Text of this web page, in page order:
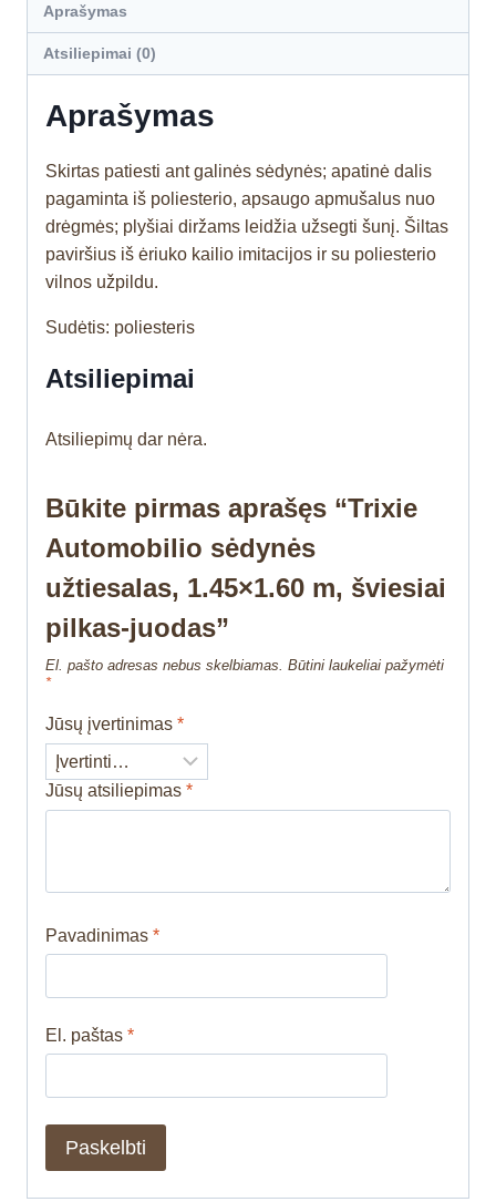
Aprašymas
Atsiliepimai (0)
Aprašymas
Skirtas patiesti ant galinės sėdynės; apatinė dalis
pagaminta iš poliesterio, apsaugo apmušalus nuo
drėgmės; plyšiai diržams leidžia užsegti šunį. Šiltas
paviršius iš ėriuko kailio imitacijos ir su poliesterio
vilnos užpildu.
Sudėtis: poliesteris
Atsiliepimai
Atsiliepimų dar nėra.
Būkite pirmas aprašęs “Trixie
Automobilio sėdynės
užtiesalas, 1.45×1.60 m, šviesiai
pilkas-juodas”
El. pašto adresas nebus skelbiamas. Būtini laukeliai pažymėti
*
Jūsų įvertinimas *
Jūsų atsiliepimas *
Pavadinimas *
El. paštas *